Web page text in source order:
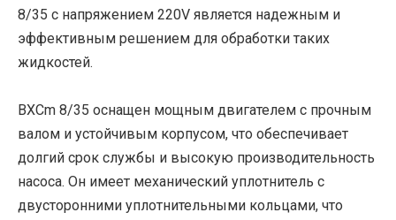
8/35 с напряжением 220V является надежным и
эффективным решением для обработки таких
жидкостей.
ВXCm 8/35 оснащен мощным двигателем с прочным
валом и устойчивым корпусом, что обеспечивает
долгий срок службы и высокую производительность
насоса. Он имеет механический уплотнитель с
двусторонними уплотнительными кольцами, что